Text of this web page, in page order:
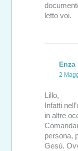
letto voi.
Enza
2
Lillo,
Infatti
in altre
persona,
Gesù.